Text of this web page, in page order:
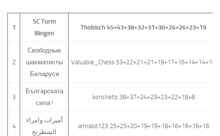
1
SC Turm
Illingen
Thobisch 45+43+38+32+31+30+26+26+23+19
2
Свободные
шахматисты
Беларуси
Valuable_Chess 53+22+21+21+19+17+16+14+14+10
3
Българската
сила !
koncheto 38+37+24+23+23+22+18+8
4
أميرات وامراء
الشطرنج
amrasd123 25+25+20+19+19+18+16+16+16+16